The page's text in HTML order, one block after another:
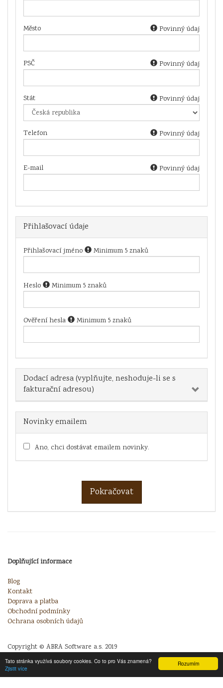
Rozumím
Tato stránka využívá soubory cookies. Co to pro Vás znamená?
Zjistit více
Město Povinný údaj
PSČ Povinný údaj
Stát Povinný údaj
Telefon Povinný údaj
E-mail Povinný údaj
Přihlašovací údaje
Přihlašovací jméno Minimum 5 znaků
Heslo Minimum 5 znaků
Ověření hesla Minimum 5 znaků
Dodací adresa (vyplňujte, neshoduje-li se s
fakturační adresou)
Novinky emailem
Ano, chci dostávat emailem novinky.
Pokračovat
Doplňující informace
Blog
Kontakt
Doprava a platba
Obchodní podmínky
Ochrana osobních údajů
Copyright © ABRA Software a.s. 2019